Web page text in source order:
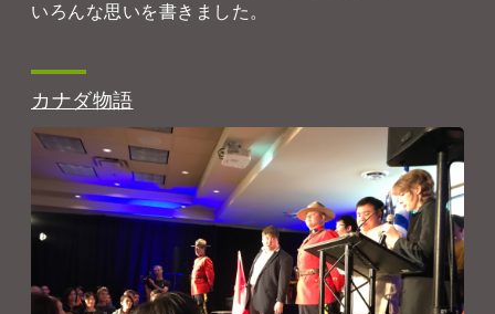
いろんな思いを書きました。
カナダ物語